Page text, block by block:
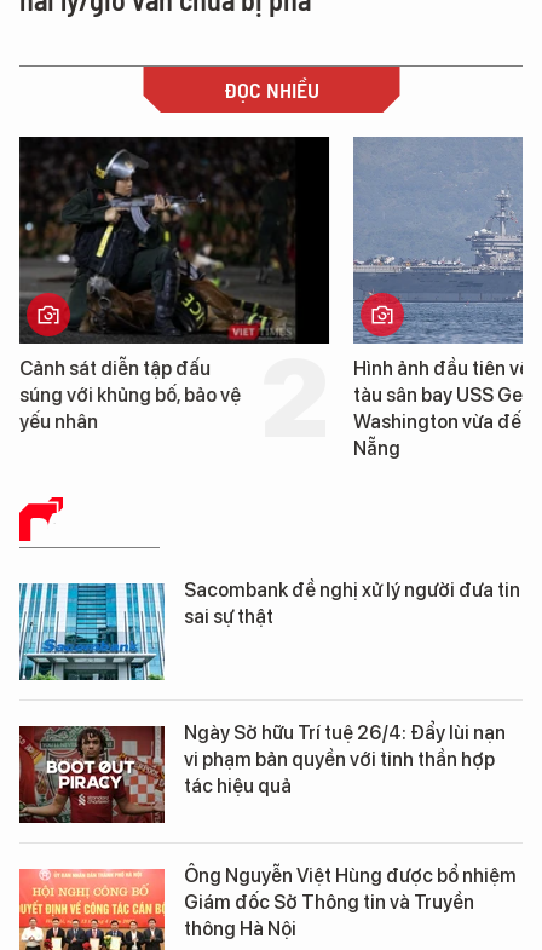
ĐỌC NHIỀU
Hình ảnh đầu tiên về siêu
tàu sân bay USS George
Washington vừa đến Đà
Cận cảnh chiến hạm
tống tàu sân bay USS
George Washington
Đà Nẵng
BÁO CHÍ SỐ
Sacombank đề nghị xử lý người đưa tin
sai sự thật
Ngày Sở hữu Trí tuệ 26/4: Đẩy lùi nạn
vi phạm bản quyền với tinh thần hợp
tác hiệu quả
Ông Nguyễn Việt Hùng được bổ nhiệm
Giám đốc Sở Thông tin và Truyền
thông Hà Nội